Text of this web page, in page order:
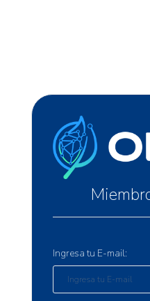
Ingresa tu E-mail: